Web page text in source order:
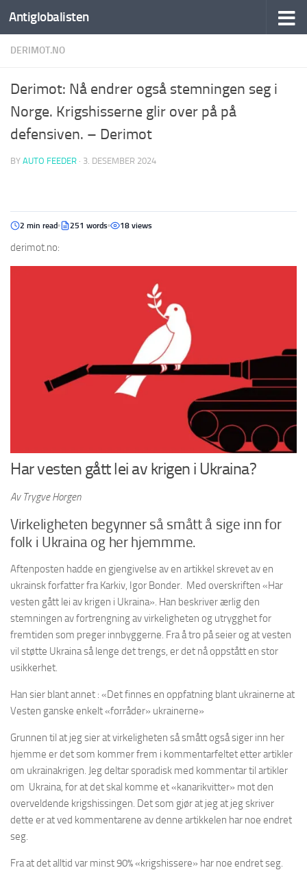
Antiglobalisten
DERIMOT.NO
Derimot: Nå endrer også stemningen seg i
Norge. Krigshisserne glir over på på
defensiven. – Derimot
BY AUTO FEEDER · 3. DESEMBER 2024
2 min read 251 words 18 views
derimot.no:
Har vesten gått lei av krigen i Ukraina?
Av Trygve Horgen
Virkeligheten begynner så smått å sige inn for
folk i Ukraina og her hjemmme.
Aftenposten hadde en gjengivelse av en artikkel skrevet av en
ukrainsk forfatter fra Karkiv, Igor Bonder. Med overskriften «Har
vesten gått lei av krigen i Ukraina». Han beskriver ærlig den
stemningen av fortrengning av virkeligheten og utrygghet for
fremtiden som preger innbyggerne. Fra å tro på seier og at vesten
vil støtte Ukraina så lenge det trengs, er det nå oppstått en stor
usikkerhet.
Han sier blant annet : «Det finnes en oppfatning blant ukrainerne at
Vesten ganske enkelt «forråder» ukrainerne»
Grunnen til at jeg sier at virkeligheten så smått også siger inn her
hjemme er det som kommer frem i kommentarfeltet etter artikler
om ukrainakrigen. Jeg deltar sporadisk med kommentar til artikler
om Ukraina, for at det skal komme et «kanarikvitter» mot den
overveldende krigshissingen. Det som gjør at jeg at jeg skriver
dette er at ved kommentarene av denne artikkelen har noe endret
seg.
Fra at det alltid var minst 90% «krigshissere» har noe endret seg.